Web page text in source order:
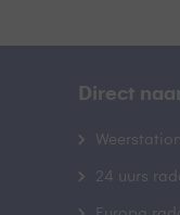
Direct
24 uurs